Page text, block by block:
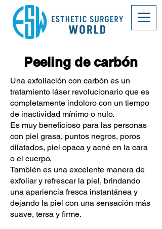
Peeling de carbón
Una exfoliación con carbón es un
tratamiento láser revolucionario que es
completamente indoloro con un tiempo
de inactividad mínimo o nulo.
Es muy beneficioso para las personas
con piel grasa, puntos negros, poros
dilatados, piel opaca y acné en la cara
o el cuerpo.
También es una excelente manera de
exfoliar y refrescar la piel, brindando
una apariencia fresca instantánea y
dejando la piel con una sensación más
suave, tersa y firme.